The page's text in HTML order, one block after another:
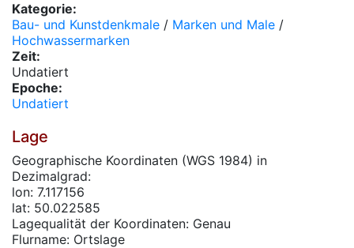
Kategorie:
Bau- und Kunstdenkmale / Marken und Male /
Hochwassermarken
Zeit:
Undatiert
Epoche:
Undatiert
Lage
Geographische Koordinaten (WGS 1984) in
Dezimalgrad:
lon: 7.117156
lat: 50.022585
Lagequalität der Koordinaten: Genau
Flurname: Ortslage